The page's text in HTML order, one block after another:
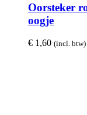
Oorsteker
oogje
€ 1,60 (incl. btw)